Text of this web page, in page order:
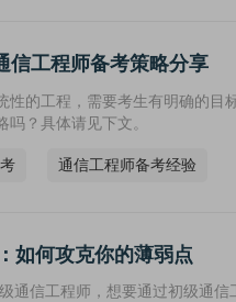
信工程师备考策略分享
性的工程，需要考生有明确的
？具体请见下文。
通信工程师备考经验
如何攻克你的薄弱点
通信工程师，想要通过初级通